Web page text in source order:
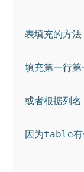
表填充的方
填充第一
或者根据列
因为table有